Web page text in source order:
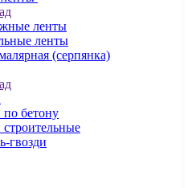
ленты
ленты
(серпянка)
по бетону
строительные
гвозди